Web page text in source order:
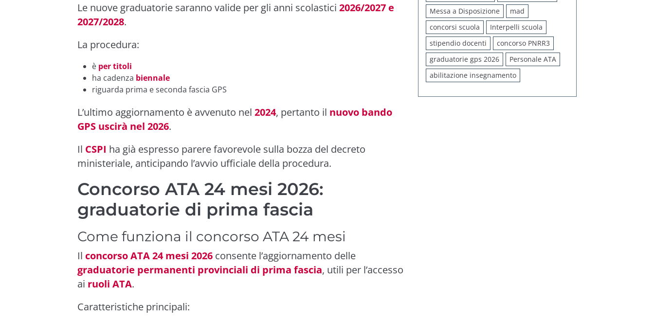
Le nuove graduatorie saranno valide per gli anni scolastici 2026/2027 e
2027/2028.
La procedura:
è per titoli
ha cadenza biennale
riguarda prima e seconda fascia GPS
L’ultimo aggiornamento è avvenuto nel 2024, pertanto il nuovo bando
GPS uscirà nel 2026.
Il CSPI ha già espresso parere favorevole sulla bozza del decreto
ministeriale, anticipando l’avvio ufficiale della procedura.
Concorso ATA 24 mesi 2026:
graduatorie di prima fascia
Come funziona il concorso ATA 24 mesi
Il concorso ATA 24 mesi 2026 consente l’aggiornamento delle
graduatorie permanenti provinciali di prima fascia, utili per l’accesso
ai ruoli ATA.
Caratteristiche principali:
Messa a Disposizione
mad
concorsi scuola
Interpelli scuola
stipendio docenti
concorso PNRR3
graduatorie gps 2026
Personale ATA
abilitazione insegnamento